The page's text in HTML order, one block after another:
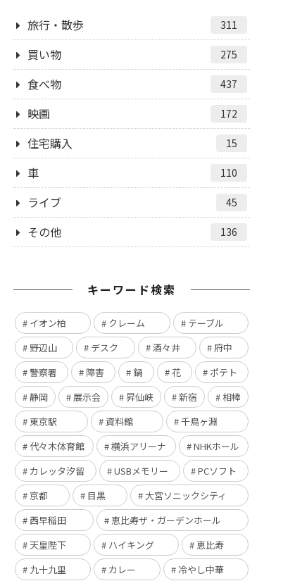
旅行・散歩 311
買い物 275
食べ物 437
映画 172
住宅購入 15
車 110
ライブ 45
その他 136
キーワード検索
イオン柏 クレーム
テーブル
野辺山
デスク 酒々井
府中
警察署
障害 鍋 花
ポテト
静岡
展示会 昇仙峡 新宿
相棒
東京駅
資料館
千鳥ヶ淵
代々木体育館
横浜アリーナ
NHKホール
カレッタ汐留
USBメモリー
PCソフト
京都
目黒
大宮ソニックシティ
西早稲田
恵比寿ザ・ガーデンホール
天皇陛下
ハイキング
恵比寿
九十九里
カレー
冷やし中華